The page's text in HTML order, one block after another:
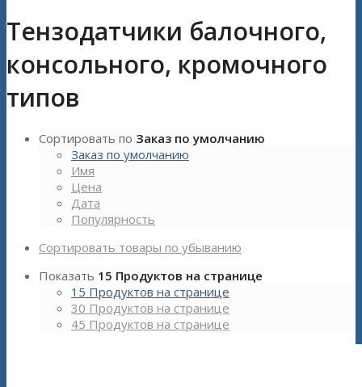
Тензодатчики балочного,
консольного, кромочного
типов
Сортировать по Заказ по умолчанию
Заказ по умолчанию
Имя
Цена
Дата
Популярность
Сортировать товары по убыванию
Показать 15 Продуктов на странице
15 Продуктов на странице
30 Продуктов на странице
45 Продуктов на странице